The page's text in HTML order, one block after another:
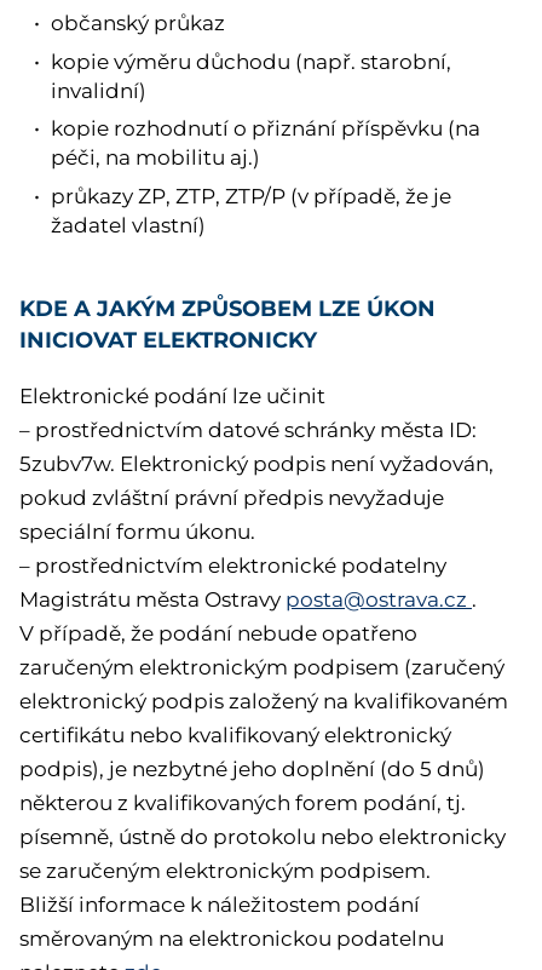
občanský průkaz
kopie výměru důchodu (např. starobní,
invalidní)
kopie rozhodnutí o přiznání příspěvku (na
péči, na mobilitu aj.)
průkazy ZP, ZTP, ZTP/P (v případě, že je
žadatel vlastní)
KDE A JAKÝM ZPŮSOBEM LZE ÚKON
INICIOVAT ELEKTRONICKY
Elektronické podání lze učinit
– prostřednictvím datové schránky města ID:
5zubv7w. Elektronický podpis není vyžadován,
pokud zvláštní právní předpis nevyžaduje
speciální formu úkonu.
– prostřednictvím elektronické podatelny
Magistrátu města Ostravy posta@ostrava.cz .
V případě, že podání nebude opatřeno
zaručeným elektronickým podpisem (zaručený
elektronický podpis založený na kvalifikovaném
certifikátu nebo kvalifikovaný elektronický
podpis), je nezbytné jeho doplnění (do 5 dnů)
některou z kvalifikovaných forem podání, tj.
písemně, ústně do protokolu nebo elektronicky
se zaručeným elektronickým podpisem.
Bližší informace k náležitostem podání
směrovaným na elektronickou podatelnu